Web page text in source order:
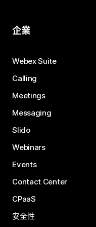
企業
Webex Suite
Calling
Meetings
Messaging
Slido
Webinars
Events
Contact Center
CPaaS
安全性